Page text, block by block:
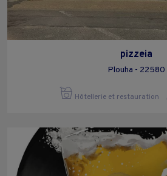
pizzeia
Plouha - 22580
Hôtellerie et restauration